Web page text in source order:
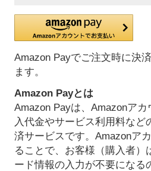
Amazon Payでご注文時に決
ます。
Amazon Payとは
Amazon Payは、Amazonア
入代金やサービス利用料など
済サービスです。Amazonア
ることで、お客様（購入者）
ード情報の入力が不要になる